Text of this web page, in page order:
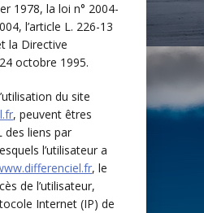
1978, la loi n° 2004-
l’article L. 226-13
la Directive
octobre 1995.
du site
, peuvent êtres
des liens par
l’utilisateur a
, le
de l’utilisateur,
Internet (IP) de